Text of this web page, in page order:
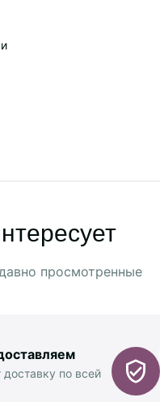
просмотренные
по всей